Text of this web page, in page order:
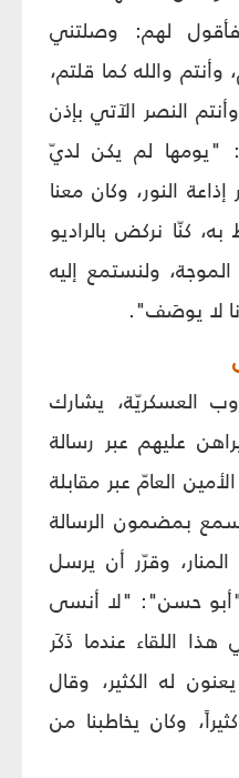
فأقول لهم: وصلتني
والله كما قلتم،
النصر الآتي بإذن
"يومها لم يكن لديّ
النور، وكان معنا
كنّا نركض بالراديو
ولنستمع إليه
لا يوصَف".
العسكريّة، يشارك
عليهم عبر رسالة
العامّ عبر مقابلة
سمع بمضمون الرسالة
وقرّر أن يرسل
"أبو حسن": "لا أنسى
اللقاء عندما ذَكَر
له الكثير، وقال
وكان يخاطبنا من